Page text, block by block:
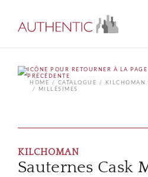
HOME
CATALOGUE KILCHOMAN
MILLÉSIMES
KILCHOMAN
Sauternes Cask